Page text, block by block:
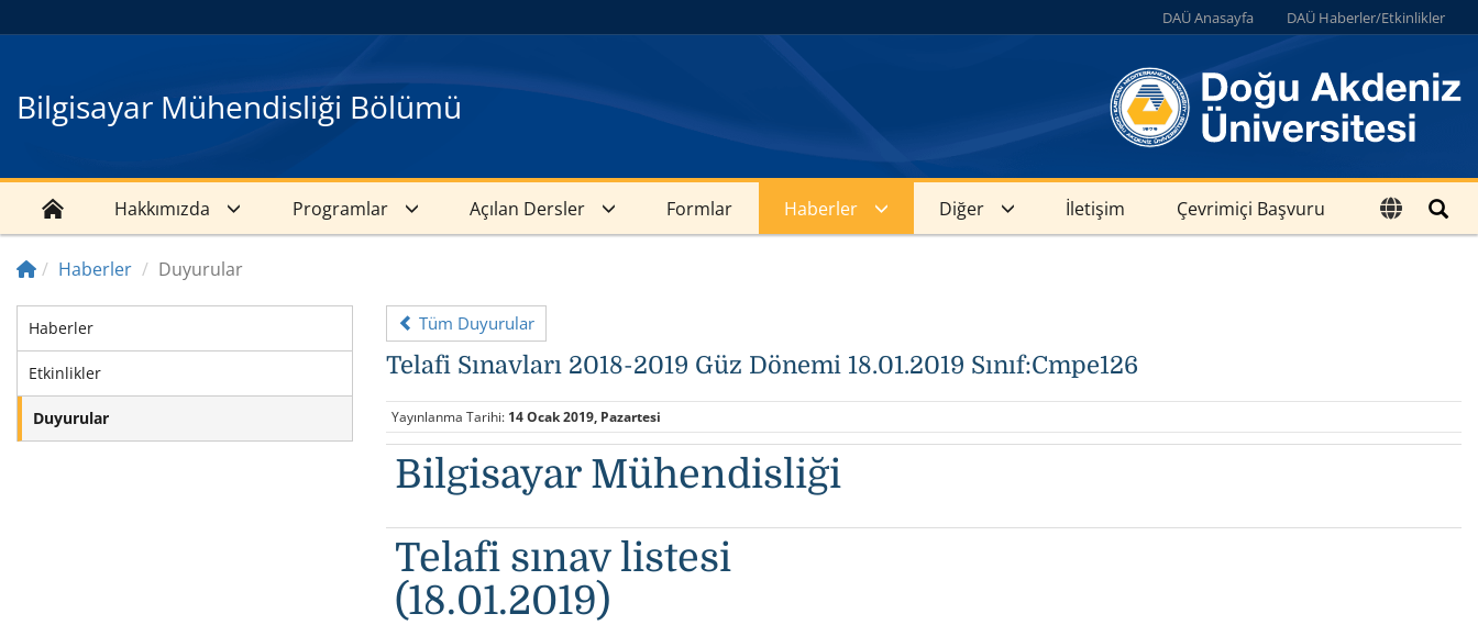
DAÜ Anasayfa DAÜ Haberler/Etkinlikler
Bilgisayar Mühendisliği Bölümü
Hakkımızda Programlar Açılan Dersler Formlar Haberler Diğer İletişim Çevrimiçi Başvuru
Haberler Duyurular
Haberler
Etkinlikler
Duyurular
Tüm Duyurular
Telafi Sınavları 2018-2019 Güz Dönemi 18.01.2019 Sınıf:Cmpe126
Yayınlanma Tarihi: 14 Ocak 2019, Pazartesi
Bilgisayar Mühendisliği
Telafi sınav listesi
(18.01.2019)